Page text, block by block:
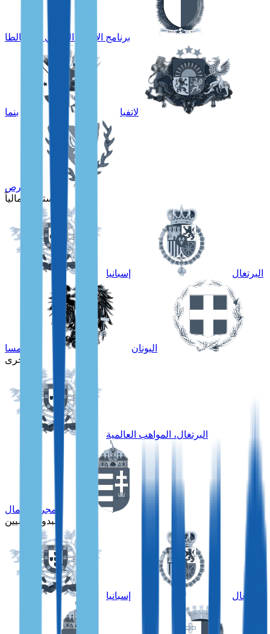
برنامج الإقامة العالمي في مالطا
لاتفيا بنما
قبرص
للمستقلين مالياً
البرتغال إسبانيا
اليونان
النمسا
أخرى
البرتغال، المواهب العالمية
المجر، الأعمال
للبدو الرقميين
البرتغال إسبانيا